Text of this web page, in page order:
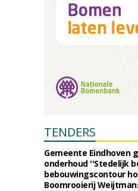
TENDERS
Gemeente Eindhoven
onderhoud ''Stedelijk
bebouwingscontour
Boomrooierij